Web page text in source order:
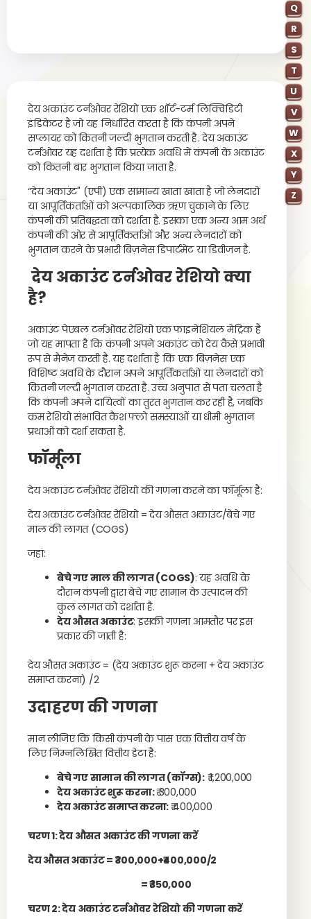
Q
R
S
T
U
V
W
X
Y
Z
देय अकाउंट टर्नओवर रेशियो एक शॉर्ट-टर्म लिक्विडिटी
इंडिकेटर है जो यह निर्धारित करता है कि कंपनी अपने
सप्लायर को कितनी जल्दी भुगतान करती है. देय अकाउंट
टर्नओवर यह दर्शाता है कि प्रत्येक अवधि में कंपनी के अकाउंट
को कितनी बार भुगतान किया जाता है.
“देय अकाउंट" (एपी) एक सामान्य खाता खाता है जो लेनदारों
या आपूर्तिकर्ताओं को अल्पकालिक ऋण चुकाने के लिए
कंपनी की प्रतिबद्धता को दर्शाता है. इसका एक अन्य आम अर्थ
कंपनी की ओर से आपूर्तिकर्ताओं और अन्य लेनदारों को
भुगतान करने के प्रभारी बिज़नेस डिपार्टमेंट या डिवीजन है.
देय अकाउंट टर्नओवर रेशियो क्या
है?
अकाउंट पेएबल टर्नओवर रेशियो एक फाइनेंशियल मेट्रिक है
जो यह मापता है कि कंपनी अपने अकाउंट को देय कैसे प्रभावी
रूप से मैनेज करती है. यह दर्शाता है कि एक बिज़नेस एक
विशिष्ट अवधि के दौरान अपने आपूर्तिकर्ताओं या लेनदारों को
कितनी जल्दी भुगतान करता है. उच्च अनुपात से पता चलता है
कि कंपनी अपने दायित्वों का तुरंत भुगतान कर रही है, जबकि
कम रेशियो संभावित कैश फ्लो समस्याओं या धीमी भुगतान
प्रथाओं को दर्शा सकता है.
फॉर्मूला
देय अकाउंट टर्नओवर रेशियो की गणना करने का फॉर्मूला है:
देय अकाउंट टर्नओवर रेशियो = देय औसत अकाउंट/बेचे गए
माल की लागत (COGS)​
जहां:
बेचे गए माल की लागत (COGS): यह अवधि के
दौरान कंपनी द्वारा बेचे गए सामान के उत्पादन की
कुल लागत को दर्शाता है.
देय औसत अकाउंट: इसकी गणना आमतौर पर इस
प्रकार की जाती है:
देय औसत अकाउंट = (देय अकाउंट शुरू करना + देय अकाउंट
समाप्त करना) /2
उदाहरण की गणना
मान लीजिए कि किसी कंपनी के पास एक वित्तीय वर्ष के
लिए निम्नलिखित वित्तीय डेटा है:
बेचे गए सामान की लागत (कॉग्स):₹ 1,200,000
देय अकाउंट शुरू करना:₹ 300,000
देय अकाउंट समाप्त करना:₹ 400,000
चरण 1: देय औसत अकाउंट की गणना करें
देय औसत अकाउंट = ₹300,000+₹400,000​/2
= ₹350,000
चरण 2: देय अकाउंट टर्नओवर रेशियो की गणना करें